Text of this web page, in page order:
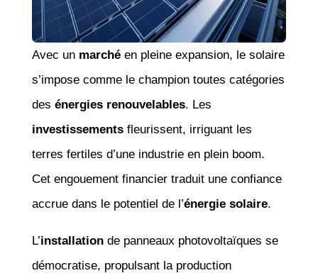
Avec un marchéen pleine expansion, le solaire
s’impose comme le champion toutes catégories
des énergies renouvelables. Les
investissementsfleurissent, irriguant les
terres fertiles d’une industrie en plein boom.
Cet engouement financier traduit une confiance
accrue dans le potentiel de l’énergie solaire.
L’installationde panneaux photovoltaïques se
démocratise, propulsant la production